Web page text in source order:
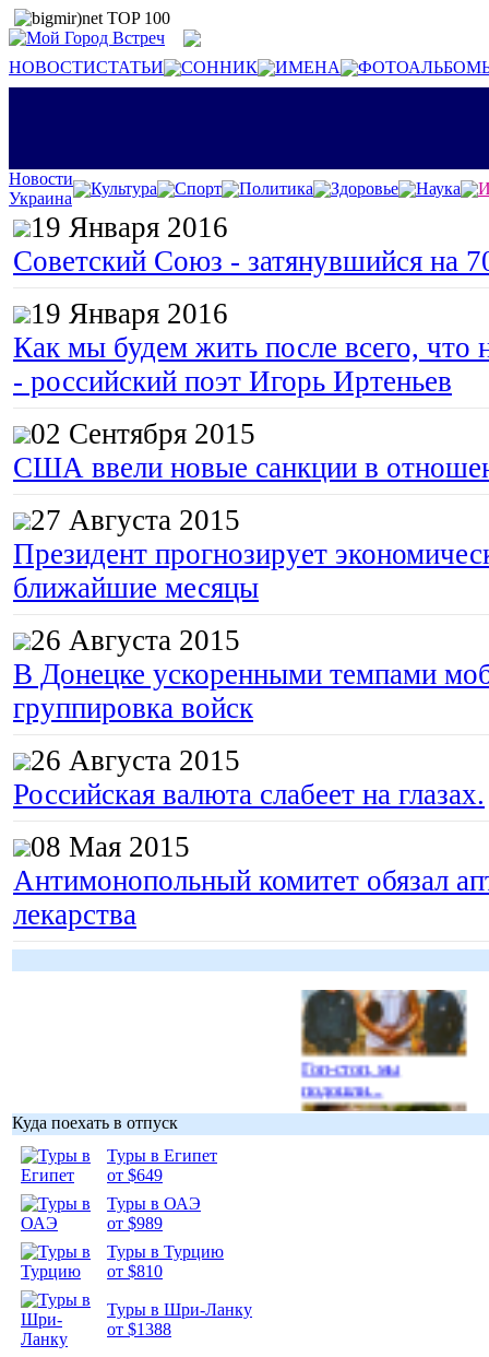
НОВОСТИСТАТЬИ СОННИК ИМЕНА
Новости
Украина
Культура Спорт Политика Здоровье Наука
19 Января 2016
Советский Союз - затянувшийся на
19 Января 2016
Как мы будем жить после всего, что
- российский поэт Игорь Иртеньев
02 Сентября 2015
США ввели новые санкции в
27 Августа 2015
Президент прогнозирует
ближайшие месяцы
26 Августа 2015
В Донецке ускоренными темпами
группировка войск
26 Августа 2015
Российская валюта слабеет на глазах.
08 Мая 2015
Антимонопольный комитет обязал
лекарства
Гоп-стоп, мы
подошли...
Куда поехать в отпуск
Туры в Египет
от $649
Туры в ОАЭ
от $989
Туры в Турцию
от $810
Туры в Шри-Ланку
от $1388